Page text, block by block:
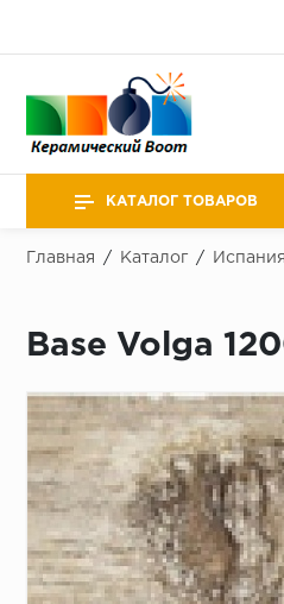
КАТАЛОГ ТОВАРОВ
Главная / Каталог / Испания
Base Volga